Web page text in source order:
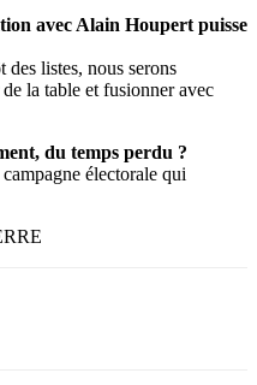
avec Alain Houpert puisse
des listes, nous serons
la table et fusionner avec
du temps perdu ?
électorale qui